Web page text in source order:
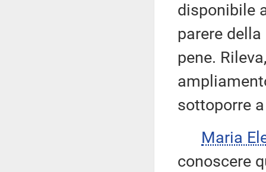
disponibile
parere
pene.
sottoporre
Maria
conoscere